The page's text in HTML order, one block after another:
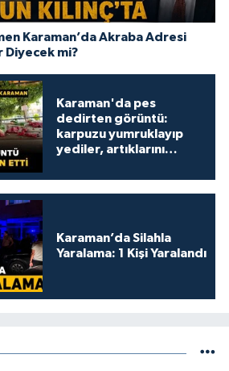
Karaman’da Akraba Adresi
Diyecek mi?
Karaman'da pes
dedirten görüntü:
karpuzu yumruklayıp
yediler, artıklarını
Karaman’da Silahla
Yaralama: 1 Kişi Yaralandı